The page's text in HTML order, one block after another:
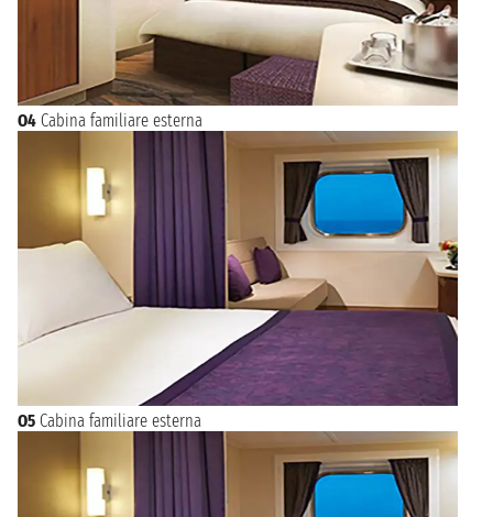
O4 Cabina familiare esterna
O5 Cabina familiare esterna